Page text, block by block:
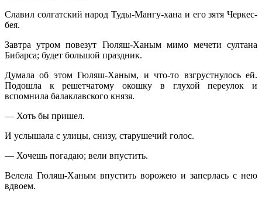
Славил солгатский народ Туды-Мангу-хана и его зятя Черкес-
бея.
Завтра утром повезут Гюляш-Ханым мимо мечети султана
Бибарса; будет большой праздник.
Думала об этом Гюляш-Ханым, и что-то взгрустнулось ей.
Подошла к решетчатому окошку в глухой переулок и
вспомнила балаклавского князя.
— Хоть бы пришел.
И услышала с улицы, снизу, старушечий голос.
— Хочешь погадаю; вели впустить.
Велела Гюляш-Ханым впустить ворожею и заперлась с нею
вдвоем.